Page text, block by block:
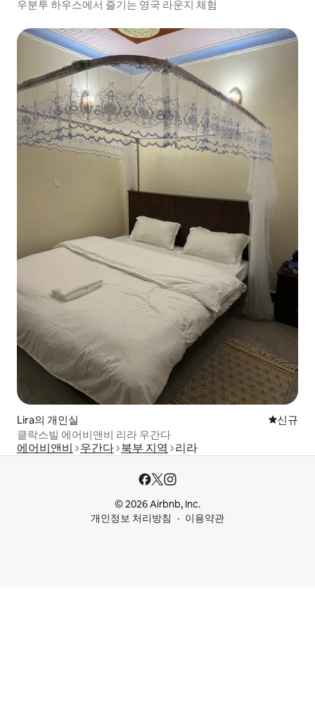
우분투 하우스에서 즐기는 영국 라운지 체험
Lira의 개인실 신규 숙소
신규
클락스빌 에어비앤비 리라 우간다
에어비앤비 우간다 북부 지역 리라
© 2026 Airbnb, Inc.
개인정보 처리방침
이용약관